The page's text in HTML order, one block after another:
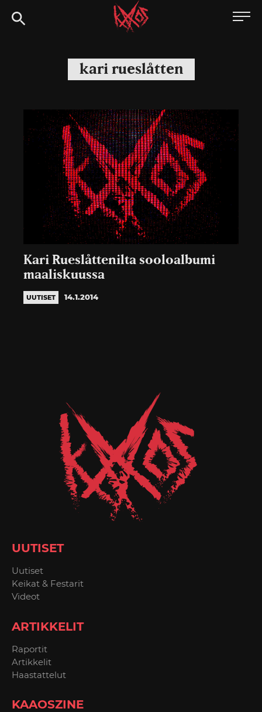
Siirry
suoraan
Kaaoszine
kari rueslåtten
Kari Rueslåttenilta sooloalbumi
maaliskuussa
UUTISET 14.1.2014
UUTISET
Uutiset
Keikat & Festarit
Videot
ARTIKKELIT
Raportit
Artikkelit
Haastattelut
KAAOSZINE